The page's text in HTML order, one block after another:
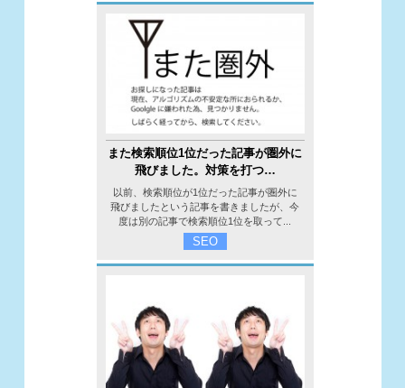
また検索順位1位だった記事が圏外に
飛びました。対策を打つ…
以前、検索順位が1位だった記事が圏外に
飛びましたという記事を書きましたが、今
度は別の記事で検索順位1位を取って...
SEO